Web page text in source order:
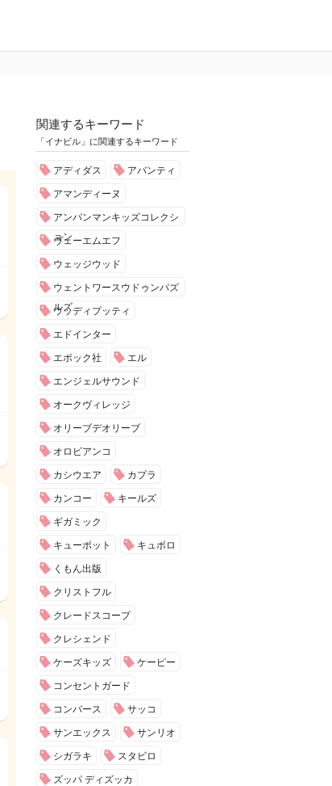
関連するキーワード
「イナビル」に関連するキーワード
アディダス アバンティ
アマンディーヌ
アンパンマンキッズコレクシ
ョン
ヴェーエムエフ
ウェッジウッド
ウェントワースウドゥンパズ
ルズ
ウッディプッティ
エドインター
エポック社 エル
エンジェルサウンド
オークヴィレッジ
オリーブデオリーブ
オロビアンコ
カシウエア カプラ
カンコー キールズ
ギガミック
キューポット キュボロ
くもん出版
クリストフル
クレードスコープ
クレシェンド
ケーズキッズ ケーピー
コンセントガード
コンバース サッコ
サンエックス サンリオ
シガラキ スタビロ
ズッパ ディズッカ